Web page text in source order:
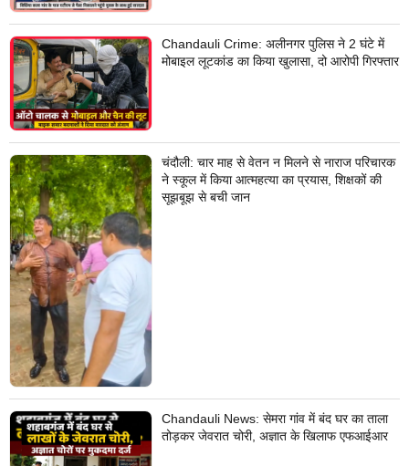
Chandauli Crime: अलीनगर पुलिस ने 2 घंटे में
मोबाइल लूटकांड का किया खुलासा, दो आरोपी गिरफ्तार
चंदौली: चार माह से वेतन न मिलने से नाराज परिचारक
ने स्कूल में किया आत्महत्या का प्रयास, शिक्षकों की
सूझबूझ से बची जान
Chandauli News: सेमरा गांव में बंद घर का ताला
तोड़कर जेवरात चोरी, अज्ञात के खिलाफ एफआईआर